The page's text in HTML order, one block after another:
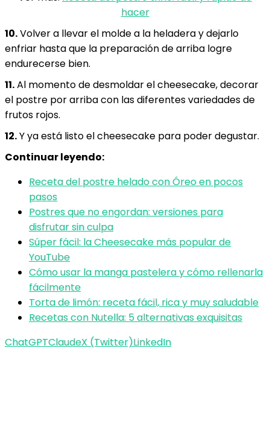
hacer
10.Volver a llevar el molde a la heladera y dejarlo
enfriar hasta que la preparación de arriba logre
endurecerse bien.
11.Al momento de desmoldar el cheesecake, decorar
el postre por arriba con las diferentes variedades de
frutos rojos.
12.Y ya está listo el cheesecake para poder degustar.
Continuar leyendo:
Receta del postre helado con Óreo en pocos
pasos
Postres que no engordan: versiones para
disfrutar sin culpa
Súper fácil: la Cheesecake más popular de
YouTube
Cómo usar la manga pastelera y cómo rellenarla
fácilmente
Torta de limón: receta fácil, rica y muy saludable
Recetas con Nutella: 5 alternativas exquisitas
ChatGPTClaudeX (Twitter)LinkedIn